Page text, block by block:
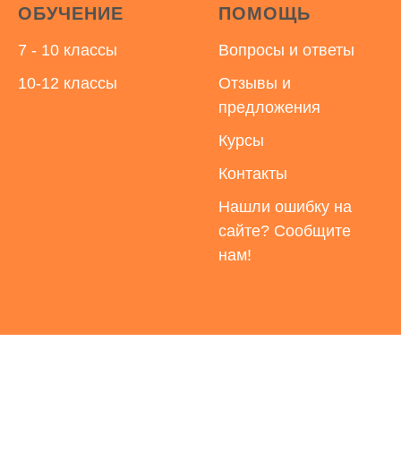
ОБУЧЕНИЕ
7 - 10 классы
10-12 классы
ПОМОЩЬ
Вопросы и ответы
Отзывы и
предложения
Курсы
Контакты
Нашли ошибку на
сайте? Сообщите
нам!